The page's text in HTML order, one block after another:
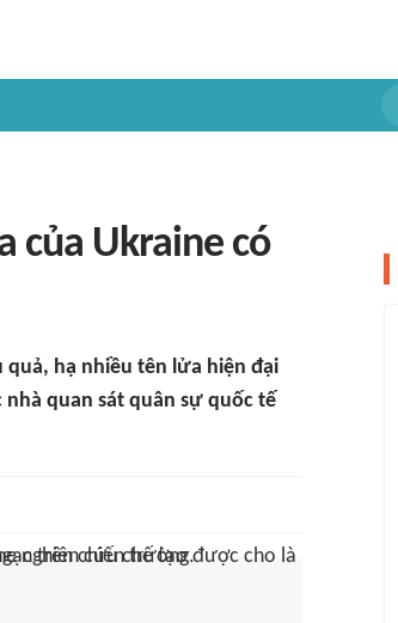
của Ukraine có
hạ nhiều tên lửa hiện đại
quan sát quân sự quốc tế